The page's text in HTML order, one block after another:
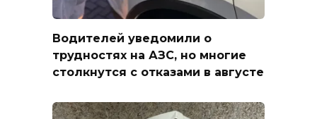
Водителей уведомили о
трудностях на АЗС, но многие
столкнутся с отказами в августе